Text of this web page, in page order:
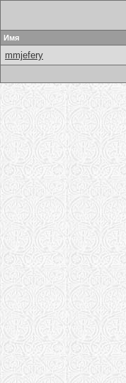
Имя
mmjefery